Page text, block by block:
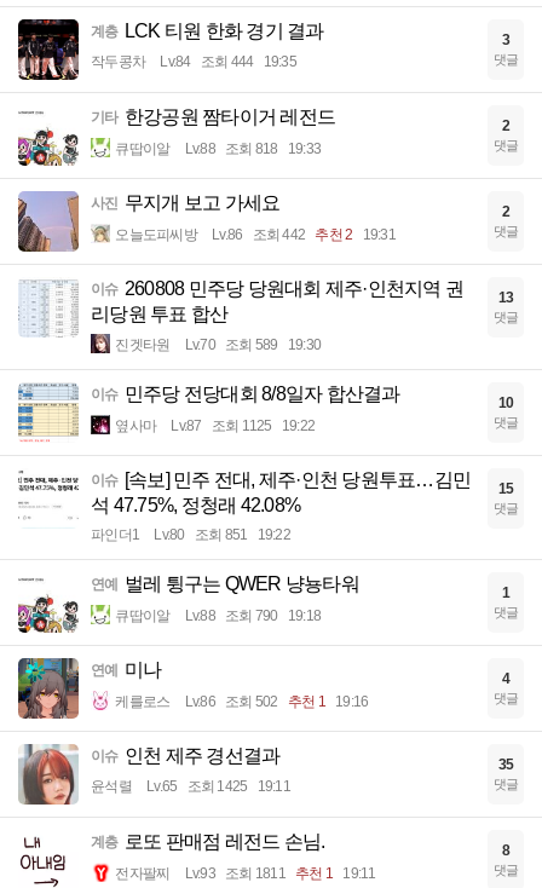
계층 LCK 티원 한화 경기 결과
작두콩차 Lv.84 조회 444 19:35
3
댓글
기타 한강공원 짬타이거 레전드
큐땁이알 Lv.88 조회 818 19:33
2
댓글
사진 무지개 보고 가세요
오늘도피씨방 Lv.86 조회 442 추천 2 19:31
2
댓글
이슈 260808 민주당 당원대회 제주·인천지역 권
리당원 투표 합산
진겟타원 Lv.70 조회 589 19:30
13
댓글
이슈 민주당 전당대회 8/8일자 합산결과
옆사마 Lv.87 조회 1125 19:22
10
댓글
이슈 [속보] 민주 전대, 제주·인천 당원투표…김민
석 47.75%, 정청래 42.08%
파인더1 Lv.80 조회 851 19:22
15
댓글
연예 벌레 튕구는 QWER 냥뇽타워
큐땁이알 Lv.88 조회 790 19:18
1
댓글
연예 미나
케를로스 Lv.86 조회 502 추천 1 19:16
4
댓글
이슈 인천 제주 경선결과
윤석렬 Lv.65 조회 1425 19:11
35
댓글
계층 로또 판매점 레전드 손님.
전자팔찌 Lv.93 조회 1811 추천 1 19:11
8
댓글